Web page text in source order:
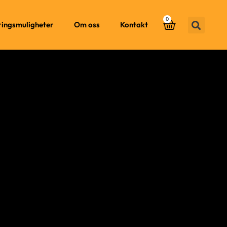
Om oss Kontakt
0